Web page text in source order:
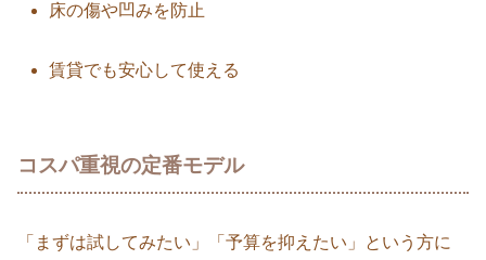
床の傷や凹みを防止
賃貸でも安心して使える
コスパ重視の定番モデル
「まずは試してみたい」「予算を抑えたい」という方に